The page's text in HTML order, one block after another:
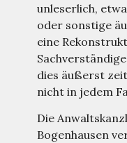
unleserlich,
oder sonstige
eine
dies äußerst
nicht in jedem
Die
Bogenhausen